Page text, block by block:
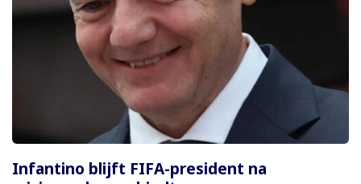
Infantino blijft FIFA-president na